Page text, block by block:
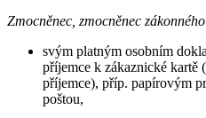
Zmocněnec, zmocněnec
svým platným osobním
příjemce k zákaznické kartě
příjemce), příp. papírovým
poštou,